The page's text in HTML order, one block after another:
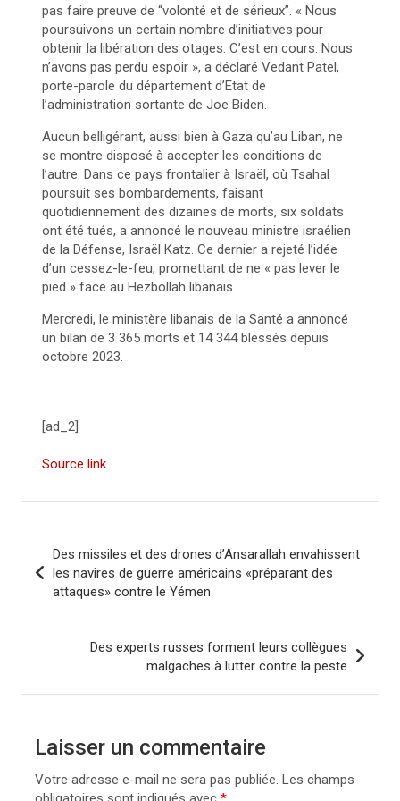
pas faire preuve de “volonté et de sérieux”. « Nous
poursuivons un certain nombre d’initiatives pour
obtenir la libération des otages. C’est en cours. Nous
n’avons pas perdu espoir », a déclaré Vedant Patel,
porte-parole du département d’Etat de
l’administration sortante de Joe Biden.
Aucun belligérant, aussi bien à Gaza qu’au Liban, ne
se montre disposé à accepter les conditions de
l’autre. Dans ce pays frontalier à Israël, où Tsahal
poursuit ses bombardements, faisant
quotidiennement des dizaines de morts, six soldats
ont été tués, a annoncé le nouveau ministre israélien
de la Défense, Israël Katz. Ce dernier a rejeté l’idée
d’un cessez-le-feu, promettant de ne « pas lever le
pied » face au Hezbollah libanais.
Mercredi, le ministère libanais de la Santé a annoncé
un bilan de 3 365 morts et 14 344 blessés depuis
octobre 2023.
[ad_2]
Source link
i
Des missiles et des drones d’Ansarallah envahissent
les navires de guerre américains «préparant des
attaques» contre le Yémen
Des experts russes forment leurs collègues
malgaches à lutter contre la peste
Laisser un commentaire
Votre adresse e-mail ne sera pas publiée. Les champs